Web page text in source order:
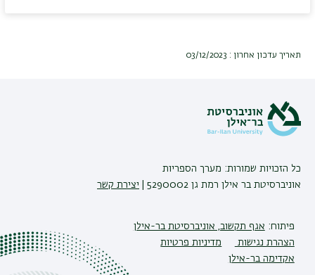
תאריך עדכון אחרון : 03/12/2023
כל הזכויות שמורות: מערך הספריות
אוניברסיטת בר אילן רמת גן 5290002 |
יצירת קשר
פיתוח: אגף תקשוב, אוניברסיטת בר-אילן
הצהרת נגישות
מדיניות פרטיות
אקדימה בר-אילן